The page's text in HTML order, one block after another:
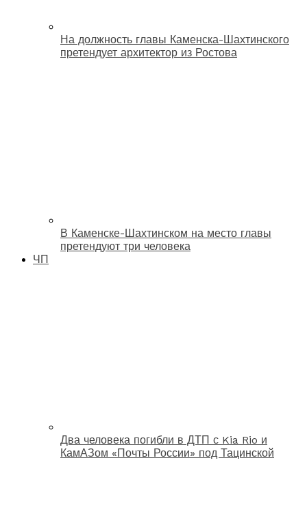
На должность главы Каменска-Шахтинского
претендует архитектор из Ростова
В Каменске-Шахтинском на место главы
претендуют три человека
ЧП
Два человека погибли в ДТП с Kia Rio и
КамАЗом «Почты России» под Тацинской